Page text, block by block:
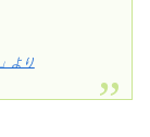
より